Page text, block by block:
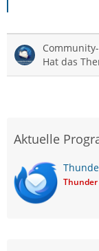
Hat das
Aktuelle
Thunder